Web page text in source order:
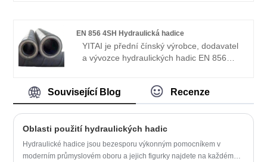
evropských a amerických trhů. Těšíme se,
až se staneme vaším dlouhodobým
partnerem v Číně.
EN 856 4SH Hydraulická hadice
YITAI je přední čínský výrobce, dodavatel
a vývozce hydraulických hadic EN 856
cenovou výhodu a pokrývají většinu
evropských a amerických trhů. Těšíme se,
partnerem v Číně.
Související Blog Recenze
Oblasti použití hydraulických hadic
Hydraulické hadice jsou bezesporu výkonným pomocníkem v
moderním průmyslovém oboru a jejich figurky najdete na každém